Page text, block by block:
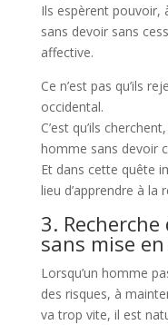
Ils espèrent pouvoir,
sans devoir sans
affective.
Ce n’est pas qu’ils
occidental.
C’est qu’ils
homme sans devoir
Et dans cette quête
lieu d’apprendre à la
3.
sans mise
Lorsqu’un homme
des risques, à
va trop vite, il est